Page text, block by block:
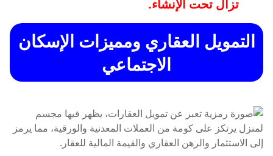
تزال تحت الإنشاء.
التمويل العقاري ومميزات الإسكان
الاجتماعي